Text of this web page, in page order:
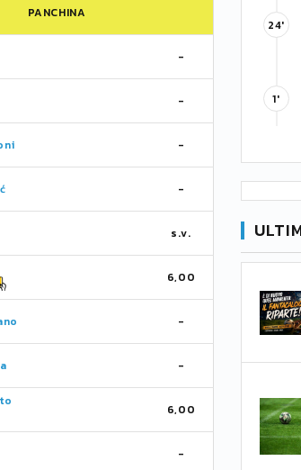
PANCHINA
-
-
-
-
s.v.
6,00
-
-
6,00
-
24'
1'